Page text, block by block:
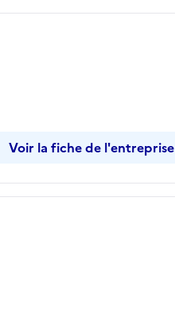
Voir la fiche de l'entreprise